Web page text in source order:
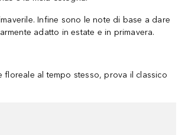
Infine sono le note di base a dare
adatto in estate e in primavera.
floreale al tempo stesso, prova il classico